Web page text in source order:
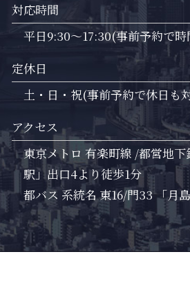
対応時間
平日9:30～17:30(事前予約で
定休日
土・日・祝(事前予約で休日も
アクセス
東京メトロ 有楽町線 /都営地
駅」出口4より徒歩1分
都バス 系統名 東16/門33 「月